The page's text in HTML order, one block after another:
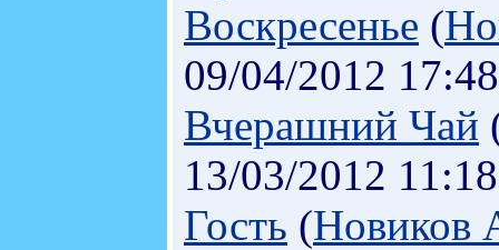
Воскресенье (
09/04/2012 17:48
Вчерашний Чай
13/03/2012 11:18
Гость (Новиков